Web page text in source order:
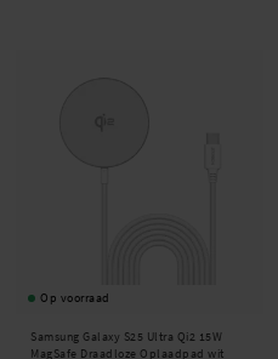
Op voorraad
Samsung Galaxy S25 Ultra Qi2 15W
MagSafe Draadloze Oplaadpad wit